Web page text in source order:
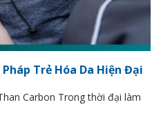
Trẻ Hóa Da Hiện Đại
Carbon Trong thời đại làm